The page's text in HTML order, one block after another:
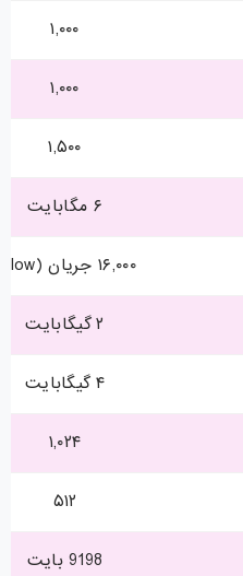
۱,۰۰۰
۱,۰۰۰
۱,۵۰۰
۶ مگابایت
۱۶,۰۰۰ جریان (Flow)
۲ گیگابایت
۴ گیگابایت
۱,۰۲۴
۵۱۲
9198 بایت